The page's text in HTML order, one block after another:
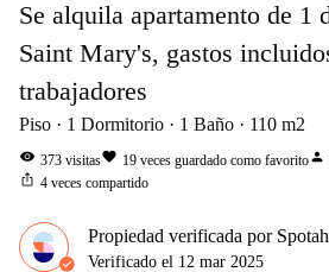
Se alquila apartamento de 1
Saint Mary's, gastos
trabajadores
Piso 1 Dormitorio 1 Baño 110 m2
visibility 373 visitasfavorite 19 veces guardado como favoritoperson
ios_share 4 veces compartido
Propiedad verificada por
Verificado el 12 mar 2025